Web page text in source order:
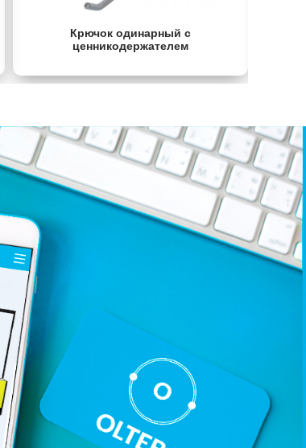
Крючок одинарный с
ценникодержателем